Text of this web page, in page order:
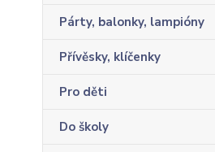
Párty, balonky, lampióny
Přívěsky, klíčenky
Pro děti
Do školy